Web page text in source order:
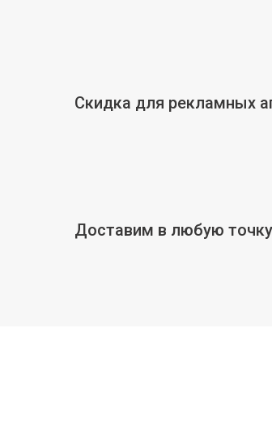
Скидка для рекламных
Доставим в любую